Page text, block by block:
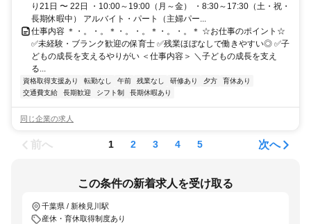
り21日 〜 22日 ・10:00～19:00（月～金） ・8:30～17:30（土・祝・
長期休暇中） アルバイト・パート（主婦パー...
仕事内容 ＊・。・。＊・。・。＊・。・。＊ ☆お仕事のポイント☆
✅未経験・ブランク歓迎の保育士 ✅残業ほぼなしで働きやすい◎ ✅子
どもの成長を支えるやりがい ＜仕事内容＞ ＼子どもの成長を支え
る...
資格取得支援あり 転勤なし 午前 残業なし 研修あり 夕方
育休あり
交通費支給
長期歓迎 シフト制 長期休暇あり
同じ企業の求人
前へ 1 2 3 4 5 次へ
この条件の新着求人を受け取る
千葉県 / 新検見川駅
産休・育休取得制度あり